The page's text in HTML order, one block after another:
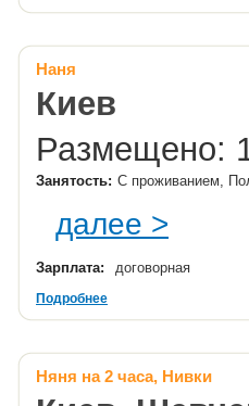
Наня
Киев
Размещено:
Занятость: С проживанием,
далее >
Зарплата: договорная
Подробнее
Няня на 2 часа, Нивки